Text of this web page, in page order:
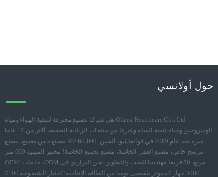
حول أولانسي
Olansi Healthcare Co.، Ltd هي شركة تصنيع محترفة لتنقية الهواء ومياه
الهيدروجين ومياه تنقية المياه وغيرها من منتجات الرعاية الصحية، أكثر من 12 عاما
خبرة منذ عام 2009 في قوانغتشو، الصين. 60،000 M2 مصنع حقن مصنع، مصنع
مرشح خاص، مصنع العفن الخاصة، مصنع تجميع الخاصة! مختبر المهنية 600 متر
مربع، 30 فريقا مهندسا للبحث والتطوير. نحن البرازين في ODM، خدمات OEM!
3000 جهاز كمبيوتر شخصى يوميا من الطاقة الإنتاجية! اختبار الشيخوخة 100٪